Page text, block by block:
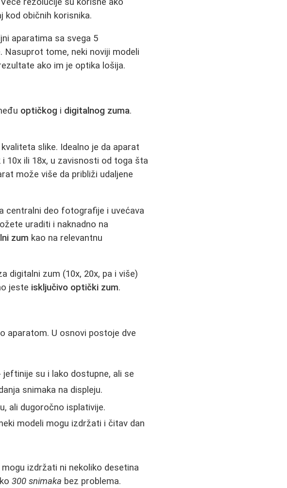
kod običnih korisnika.
aparatima sa svega 5
Nasuprot tome, neki noviji modeli
ako im je optika lošija.
optičkog i digitalnog zuma.
slike. Idealno je da aparat
i 10x ili 18x, u zavisnosti od toga šta
može više da približi udaljene
centralni deo fotografije i uvećava
uraditi i naknadno na
zum kao na relevantnu
digitalni zum (10x, 20x, pa i više)
jeste isključivo optički zum.
aparatom. U osnovi postoje dve
su i lako dostupne, ali se
snimaka na displeju.
ali dugoročno isplativije.
modeli mogu izdržati i čitav dan
izdržati ni nekoliko desetina
300 snimaka bez problema.